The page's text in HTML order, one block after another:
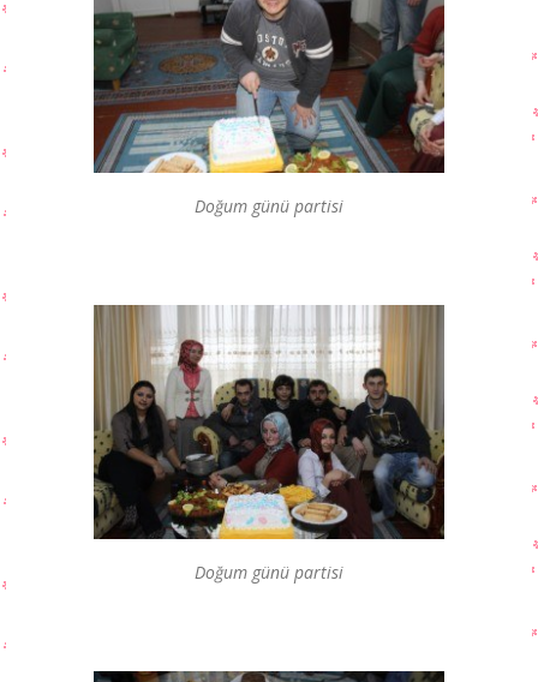
Doğum günü partisi
Doğum günü partisi